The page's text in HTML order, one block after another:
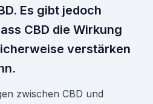
Es gibt jedoch
CBD die Wirkung
verstärken
zwischen CBD und